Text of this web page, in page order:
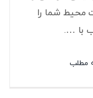
محیط شما را
با ….
مطلب